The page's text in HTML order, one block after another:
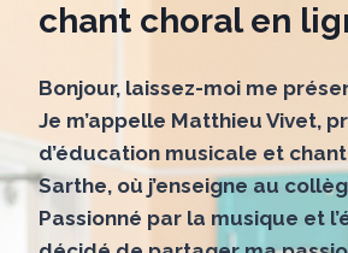
chant choral en
Bonjour, laissez-moi me
Je m’appelle Matthieu Vivet,
d’éducation musicale et
Sarthe, où j’enseigne au
Passionné par la musique et